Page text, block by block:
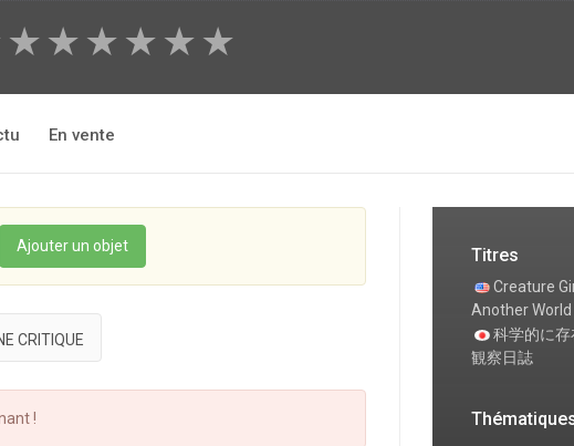
★
★
★
★
★
★
En vente
Ajouter un objet
CRITIQUE
!
Titres
Creature
Another World
科学的に
観察日誌